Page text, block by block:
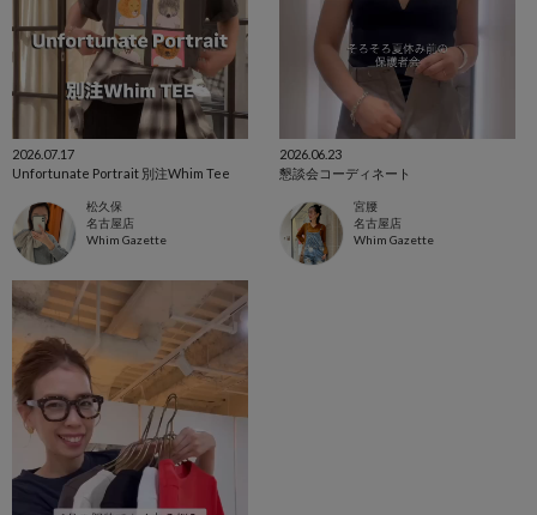
2026.07.17
Unfortunate Portrait 別注Whim Tee
松久保
名古屋店
Whim Gazette
2026.06.23
懇談会コーディネート
宮腰
名古屋店
Whim Gazette